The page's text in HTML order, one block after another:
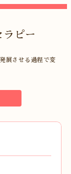
ラピー
展させる過程で変